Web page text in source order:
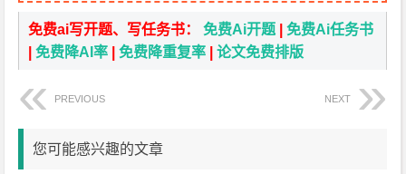
免费ai写开题、写任务书：免费Ai开题 |免费Ai任务书
|免费降AI率 |免费降重复率 |论文免费排版
PREVIOUS NEXT
您可能感兴趣的文章